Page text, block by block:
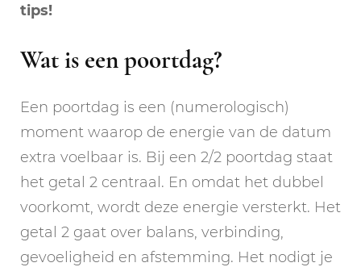
tips!
Wat is een poortdag?
Een poortdag is een (numerologisch)
moment waarop de energie van de datum
extra voelbaar is. Bij een 2/2 poortdag staat
het getal 2 centraal. En omdat het dubbel
voorkomt, wordt deze energie versterkt. Het
getal 2 gaat over balans, verbinding,
gevoeligheid en afstemming. Het nodigt je